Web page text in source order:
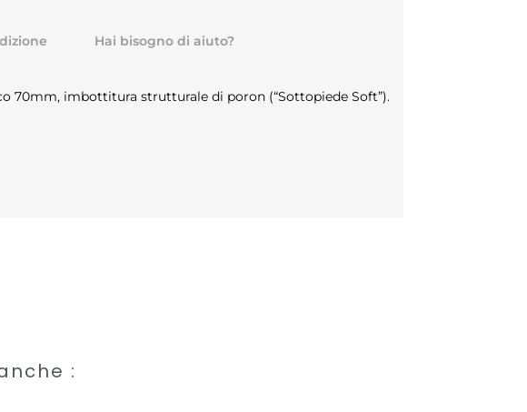
Hai bisogno di aiuto?
70mm, imbottitura strutturale di poron (“Sottopiede Soft”).
: